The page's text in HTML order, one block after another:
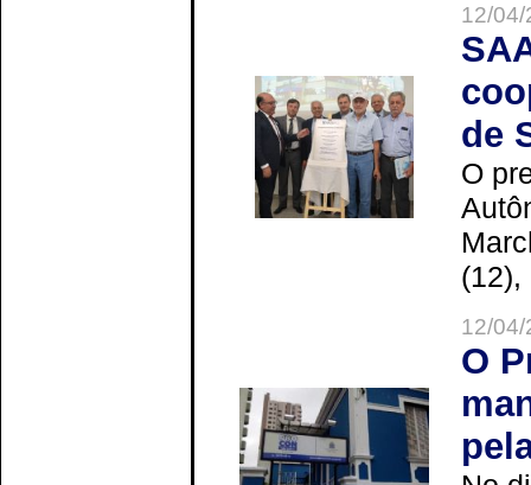
12/
de
O
(12),
12/
O